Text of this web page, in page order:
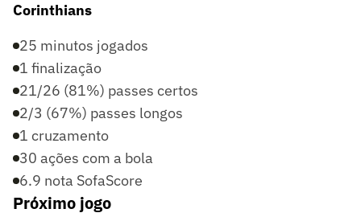
Corinthians
25 minutos jogados
1 finalização
21/26 (81%) passes certos
2/3 (67%) passes longos
1 cruzamento
30 ações com a bola
6.9 nota SofaScore
Próximo jogo